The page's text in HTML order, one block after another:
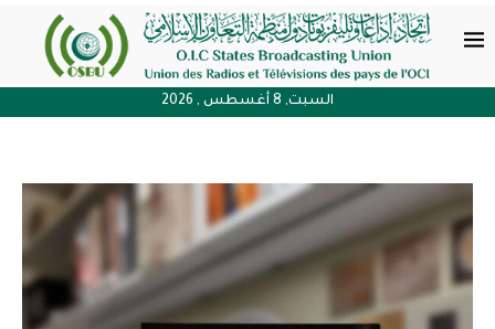
السبت, 8 أغسطس , 2026